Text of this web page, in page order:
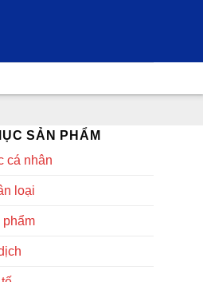
SẢN PHẨM
cá nhân
loại
phẩm